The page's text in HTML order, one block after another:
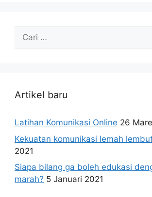
Cari
Artikel baru
Latihan Komunikasi Online 26
Kekuatan komunikasi lemah
2021
Siapa bilang ga boleh edukasi
marah? 5 Januari 2021